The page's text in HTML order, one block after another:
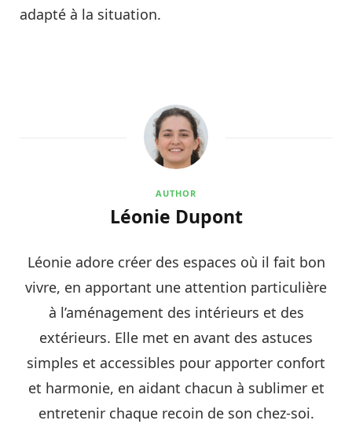
adapté à la situation.
AUTHOR
Léonie Dupont
Léonie adore créer des espaces où il fait bon
vivre, en apportant une attention particulière
à l’aménagement des intérieurs et des
extérieurs. Elle met en avant des astuces
simples et accessibles pour apporter confort
et harmonie, en aidant chacun à sublimer et
entretenir chaque recoin de son chez-soi.